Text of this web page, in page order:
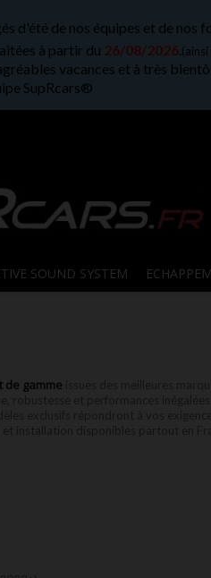
d'été de nos équipes et de nos
à partir du 26/08/2026.
vacances et à très
SupRcars®
SOUND SYSTEM
de gamme